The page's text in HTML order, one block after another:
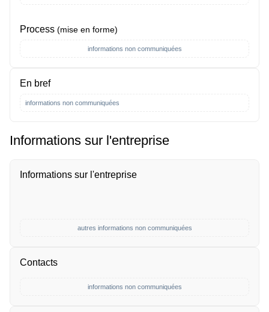
Process (mise en forme)
informations non communiquées
En bref
informations non communiquées
Informations sur l'entreprise
Informations sur l'entreprise
autres informations non communiquées
Contacts
informations non communiquées